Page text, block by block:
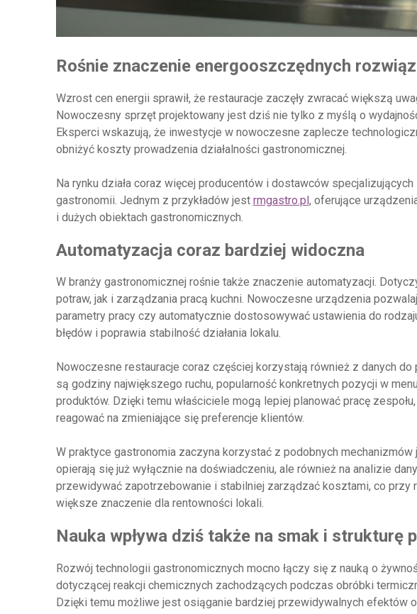
Rośnie znaczenie energooszczędnych
Wzrost cen energii sprawił, że restauracje zaczęły zwracać większą
Nowoczesny sprzęt projektowany jest dziś nie tylko z myślą o
Eksperci wskazują, że inwestycje w nowoczesne zaplecze
obniżyć koszty prowadzenia działalności gastronomicznej.
Na rynku działa coraz więcej producentów i dostawców
gastronomii. Jednym z przykładów jest rmgastro.pl, oferujące
i dużych obiektach gastronomicznych.
Automatyzacja coraz bardziej widoczna
W branży gastronomicznej rośnie także znaczenie automatyzacji.
potraw, jak i zarządzania pracą kuchni. Nowoczesne urządzenia
parametry pracy czy automatycznie dostosowywać ustawienia do
błędów i poprawia stabilność działania lokalu.
Nowoczesne restauracje coraz częściej korzystają również z danych
są godziny największego ruchu, popularność konkretnych pozycji w
produktów. Dzięki temu właściciele mogą lepiej planować pracę
reagować na zmieniające się preferencje klientów.
W praktyce gastronomia zaczyna korzystać z podobnych
opierają się już wyłącznie na doświadczeniu, ale również na analizie
przewidywać zapotrzebowanie i stabilniej zarządzać kosztami, co przy
większe znaczenie dla rentowności lokali.
Nauka wpływa dziś także na smak i strukturę
Rozwój technologii gastronomicznych mocno łączy się z nauką o
dotyczącej reakcji chemicznych zachodzących podczas obróbki
Dzięki temu możliwe jest osiąganie bardziej przewidywalnych efektów